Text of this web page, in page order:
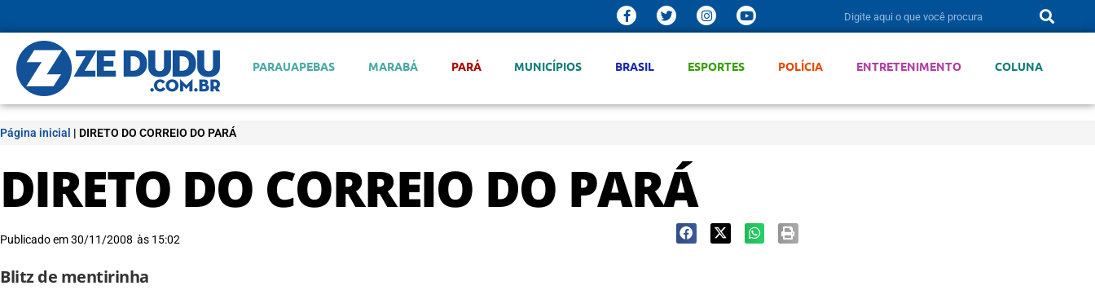
PARAUAPEBAS MARABÁ PARÁ MUNICÍPIOS BRASIL ESPORTES POLÍCIA ENTRETENIMENTO COLUNA
Página inicial | DIRETO DO CORREIO DO PARÁ
DIRETO DO CORREIO DO PARÁ
Publicado em30/11/2008 às 15:02
Blitz de mentirinha